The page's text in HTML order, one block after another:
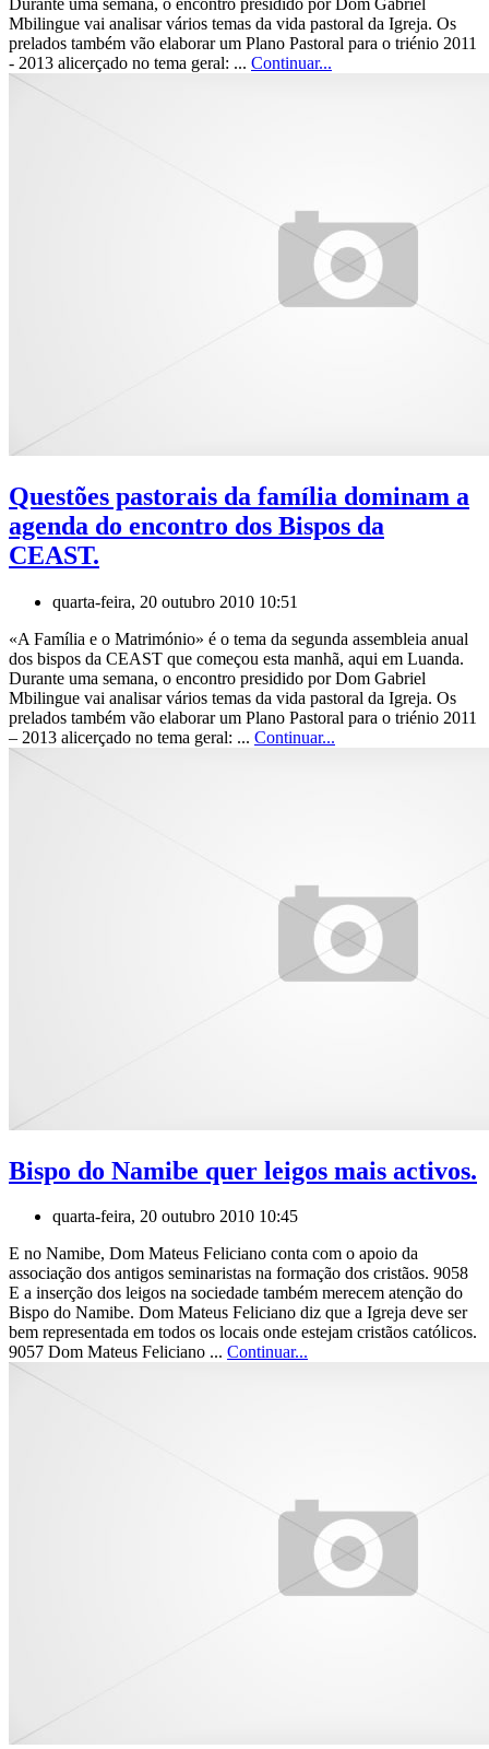
Mbilingue vai analisar vários temas da vida pastoral da Igreja. Os
prelados também vão elaborar um Plano Pastoral para o triénio 2011
- 2013 alicerçado no tema geral: ... Continuar...
Questões pastorais da família dominam a
agenda do encontro dos Bispos da
CEAST.
quarta-feira, 20 outubro 2010 10:51
«A Família e o Matrimónio» é o tema da segunda assembleia anual
dos bispos da CEAST que começou esta manhã, aqui em Luanda.
Durante uma semana, o encontro presidido por Dom Gabriel
Mbilingue vai analisar vários temas da vida pastoral da Igreja. Os
prelados também vão elaborar um Plano Pastoral para o triénio 2011
– 2013 alicerçado no tema geral: ... Continuar...
Bispo do Namibe quer leigos mais activos.
quarta-feira, 20 outubro 2010 10:45
E no Namibe, Dom Mateus Feliciano conta com o apoio da
associação dos antigos seminaristas na formação dos cristãos. 9058
E a inserção dos leigos na sociedade também merecem atenção do
Bispo do Namibe. Dom Mateus Feliciano diz que a Igreja deve ser
bem representada em todos os locais onde estejam cristãos católicos.
9057 Dom Mateus Feliciano ... Continuar...